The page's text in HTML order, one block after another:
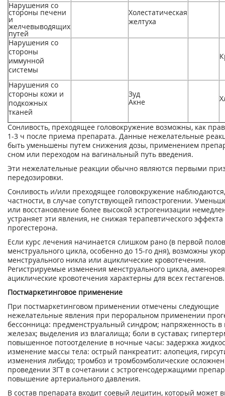
Нарушения со
стороны печени
и
желчевыводящих
путей
Холестатическая
желтуха
Нарушения со
стороны
иммунной
системы
Нарушения со
стороны кожи и
подкожных
тканей
Зуд
Акне
Сонливость, преходящее головокружение возможны, как
1-3 ч после приема препарата. Данные нежелательные
быть уменьшены путем снижения дозы, применением
сном или переходом на вагинальный путь введения.
Эти нежелательные реакции обычно являются первыми
передозировки.
Сонливость и/или преходящее головокружение
частности, в случае сопутствующей гипоэстрогении.
или восстановление более высокой эстрогенизации
устраняет эти явления, не снижая терапевтического эффекта
прогестерона.
Если курс лечения начинается слишком рано (в первой
менструального цикла, особенно до 15-го дня), возможны
менструального никла или ациклические кровотечения.
Регистрируемые изменения менструального цикла,
ациклические кровотечения характерны для всех гестагенов.
Постмаркетинговое применение
При постмаркетинговом применении отмечены следующие
нежелательные явления при пероральном применении
бессонница: предменструальный синдром; напряженность
железах; выделения из влагалища; боли в суставах;
повышенное потоотделение в ночные часы: задержка
изменение массы тела: острый панкреатит: алопеция,
изменения либидо; тромбоз и тромбоэмболические
проведении ЗГТ в сочетании с эстрогенсодержащими
повышение артериального давления.
В состав препарата входит соевый лецитин, который может